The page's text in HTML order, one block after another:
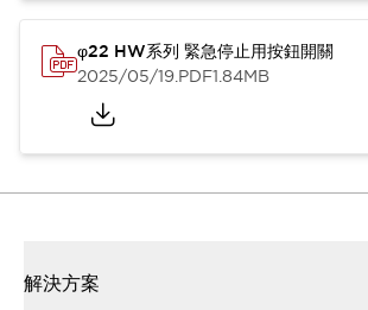
φ22 HW系列 緊急停止用按鈕開關
2025/05/19.PDF1.84MB
解決方案